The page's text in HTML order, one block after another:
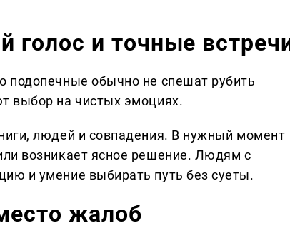
голос и точные
подопечные обычно не спешат рубить
выбор на чистых эмоциях.
людей и совпадения. В нужный момент
возникает ясное решение. Людям с
и умение выбирать путь без суеты.
жалоб